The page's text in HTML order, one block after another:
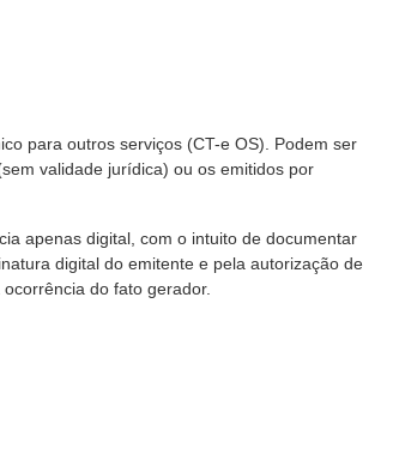
para outros serviços (CT-e OS). Podem ser
validade jurídica) ou os emitidos por
apenas digital, com o intuito de documentar
digital do emitente e pela autorização de
do fato gerador.